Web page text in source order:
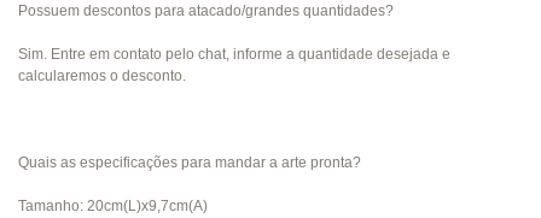
Possuem descontos para atacado/grandes quantidades?
Sim. Entre em contato pelo chat, informe a quantidade desejada e
calcularemos o desconto.
Quais as especificações para mandar a arte pronta?
Tamanho: 20cm(L)x9,7cm(A)